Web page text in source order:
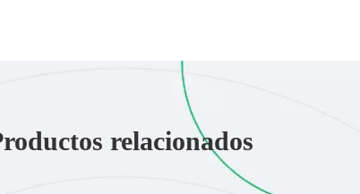
relacionados